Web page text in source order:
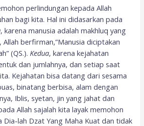
perlindungan kepada Allah
bagi kita. Hal ini didasarkan pada
, karena manusia adalah makhluq yang
Allah berfirman,”Manusia diciptakan
(QS.). Kedua, karena kejahatan
dan jumlahnya, dan setiap saat
Kejahatan bisa datang dari sesama
binatang berbisa, alam dengan
Iblis, syetan, jin yang jahat dan
Allah sajalah kita layak memohon
Dia-lah Dzat Yang Maha Kuat dan tidak